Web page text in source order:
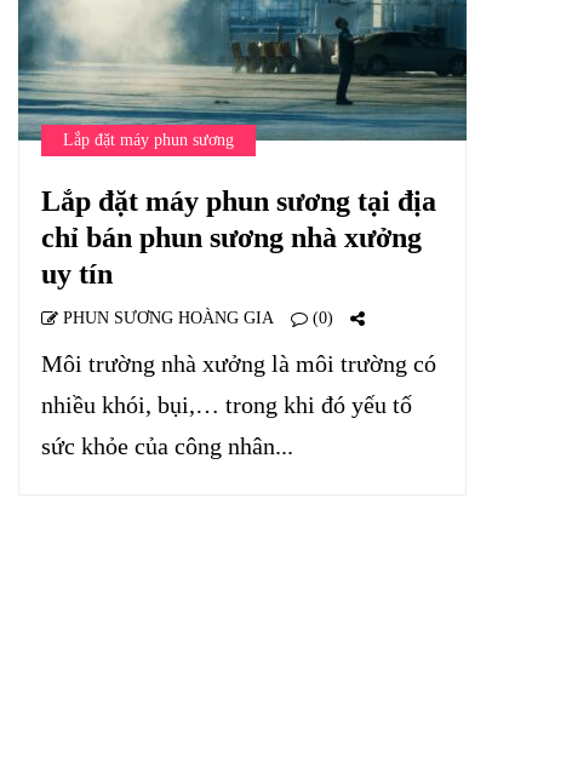
Lắp đặt máy phun sương
Lắp đặt máy phun sương tại địa
chỉ bán phun sương nhà xưởng
uy tín
PHUN SƯƠNG HOÀNG GIA (0)
Môi trường nhà xưởng là môi trường có
nhiều khói, bụi,… trong khi đó yếu tố
sức khỏe của công nhân...